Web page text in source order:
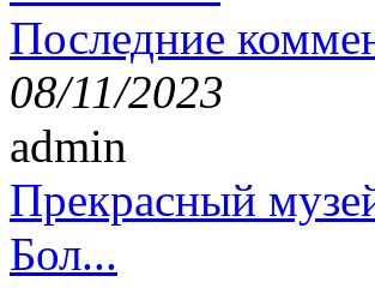
Последние
08/11/2023
admin
Прекрасный
Бол...